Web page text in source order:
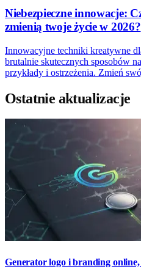
Niebezpieczne innowacje:
zmienią twoje życie w 2026?
Innowacyjne techniki kreatywne
brutalnie skutecznych sposobów
przykłady i ostrzeżenia. Zmień
Ostatnie aktualizacje
Generator logo i branding